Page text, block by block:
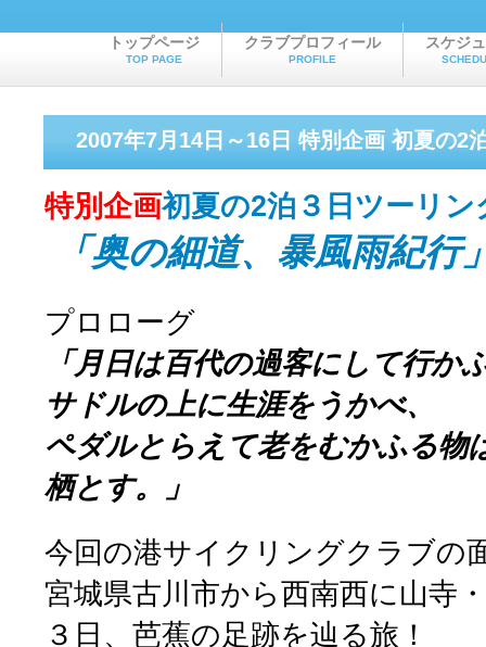
トップページ
TOP PAGE
クラブプロフィール
PROFILE
スケジ
2007年7月14日～16日 特別企画 初夏の2
特別企画初夏の2泊３日ツーリン
「奥の細道、暴風雨紀行
プロローグ
「月日は百代の過客にして行か
サドルの上に生涯をうかべ、
ペダルとらえて老をむかふる物
栖とす。」
今回の港サイクリングクラブの
宮城県古川市から西南西に山寺
３日、芭蕉の足跡を辿る旅！